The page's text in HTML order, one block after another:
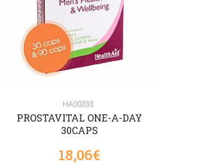
HA00333
PROSTAVITAL ONE-A-DAY
30CAPS
18,06€